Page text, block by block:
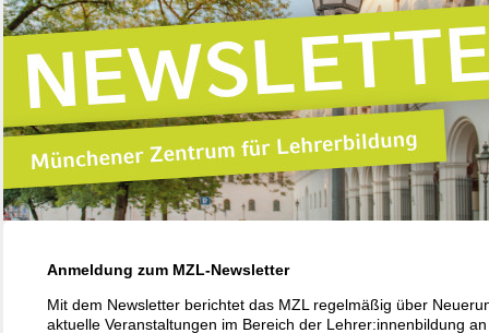
Anmeldung zum MZL-Newsletter
Mit dem Newsletter berichtet das MZL regelmäßig über
aktuelle Veranstaltungen im Bereich der Lehrer:innenbildung